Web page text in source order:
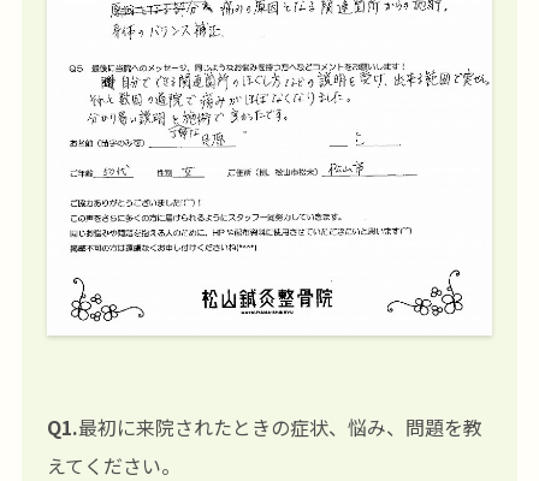
Q1.最初に来院されたときの症状、悩み、問題を教
えてください。